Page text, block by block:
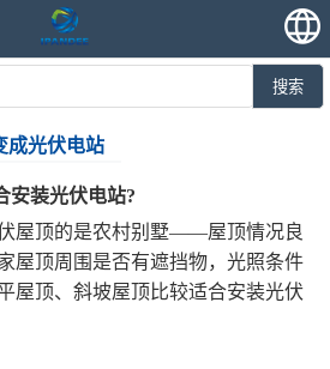
搜索
成光伏电站
安装光伏电站?
屋顶的是农村别墅——屋顶情况良
屋顶周围是否有遮挡物，光照条件
屋顶、斜坡屋顶比较适合安装光伏